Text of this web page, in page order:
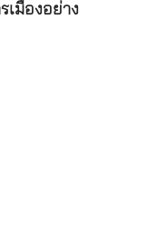
เมืองอย่าง